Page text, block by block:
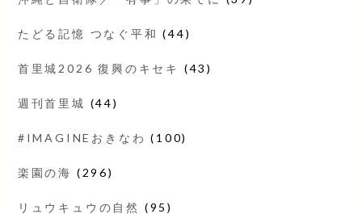
たどる記憶 つなぐ平和 (44)
首里城2026 復興のキセキ (43)
週刊首里城 (44)
#IMAGINEおきなわ (100)
楽園の海 (296)
リュウキュウの自然 (95)